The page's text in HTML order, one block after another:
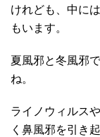
けれども、中に
もいます。
夏風邪と冬風邪
ね。
ライノウィルス
く鼻風邪を引き